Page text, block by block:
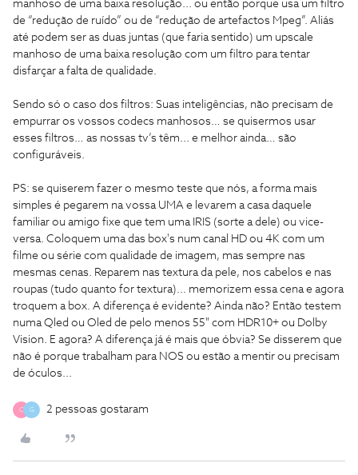
manhoso de uma baixa resolução... ou então porque usa um filtro
de “redução de ruído” ou de “redução de artefactos Mpeg”. Aliás
até podem ser as duas juntas (que faria sentido) um upscale
manhoso de uma baixa resolução com um filtro para tentar
disfarçar a falta de qualidade.
Sendo só o caso dos filtros: Suas inteligências, não precisam de
empurrar os vossos codecs manhosos… se quisermos usar
esses filtros… as nossas tv’s têm... e melhor ainda… são
configuráveis.
PS: se quiserem fazer o mesmo teste que nós, a forma mais
simples é pegarem na vossa UMA e levarem a casa daquele
familiar ou amigo fixe que tem uma IRIS (sorte a dele) ou vice-
versa. Coloquem uma das box's num canal HD ou 4K com um
filme ou série com qualidade de imagem, mas sempre nas
mesmas cenas. Reparem nas textura da pele, nos cabelos e nas
roupas (tudo quanto for textura)... memorizem essa cena e agora
troquem a box. A diferença é evidente? Ainda não? Então testem
numa Qled ou Oled de pelo menos 55" com HDR10+ ou Dolby
Vision. E agora? A diferença já é mais que óbvia? Se disserem que
não é porque trabalham para NOS ou estão a mentir ou precisam
de óculos...
C G 2 pessoas gostaram